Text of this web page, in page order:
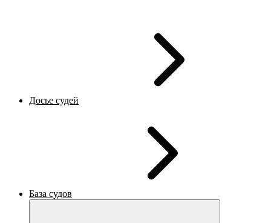
Досье судей
База судов